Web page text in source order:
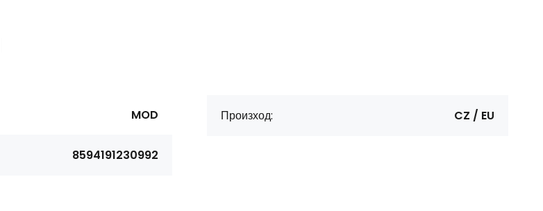
MOD
8594191230992
Произход: CZ / EU